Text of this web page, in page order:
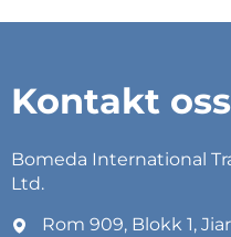
Kontakt oss
Bomeda International
Ltd.
Rom 909, Blokk 1,